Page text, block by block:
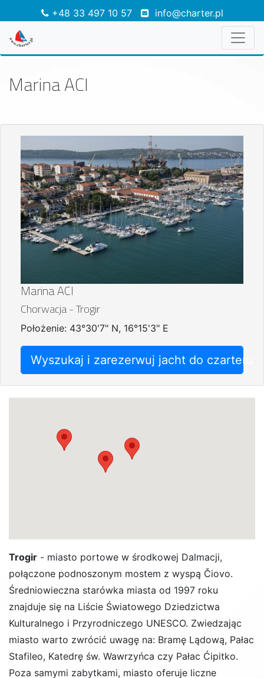
+48 33 497 10 57 info@charter.pl
Marina ACI
Marina ACI
Chorwacja - Trogir
Położenie: 43°30'7" N, 16°15'3" E
Wyszukaj i zarezerwuj jacht do czarteru
Trogir - miasto portowe w środkowej Dalmacji,
połączone podnoszonym mostem z wyspą Čiovo.
Średniowieczna starówka miasta od 1997 roku
znajduje się na Liście Światowego Dziedzictwa
Kulturalnego i Przyrodniczego UNESCO. Zwiedzając
miasto warto zwrócić uwagę na: Bramę Lądową, Pałac
Stafileo, Katedrę św. Wawrzyńca czy Pałac Ćipitko.
Poza samymi zabytkami, miasto oferuje liczne